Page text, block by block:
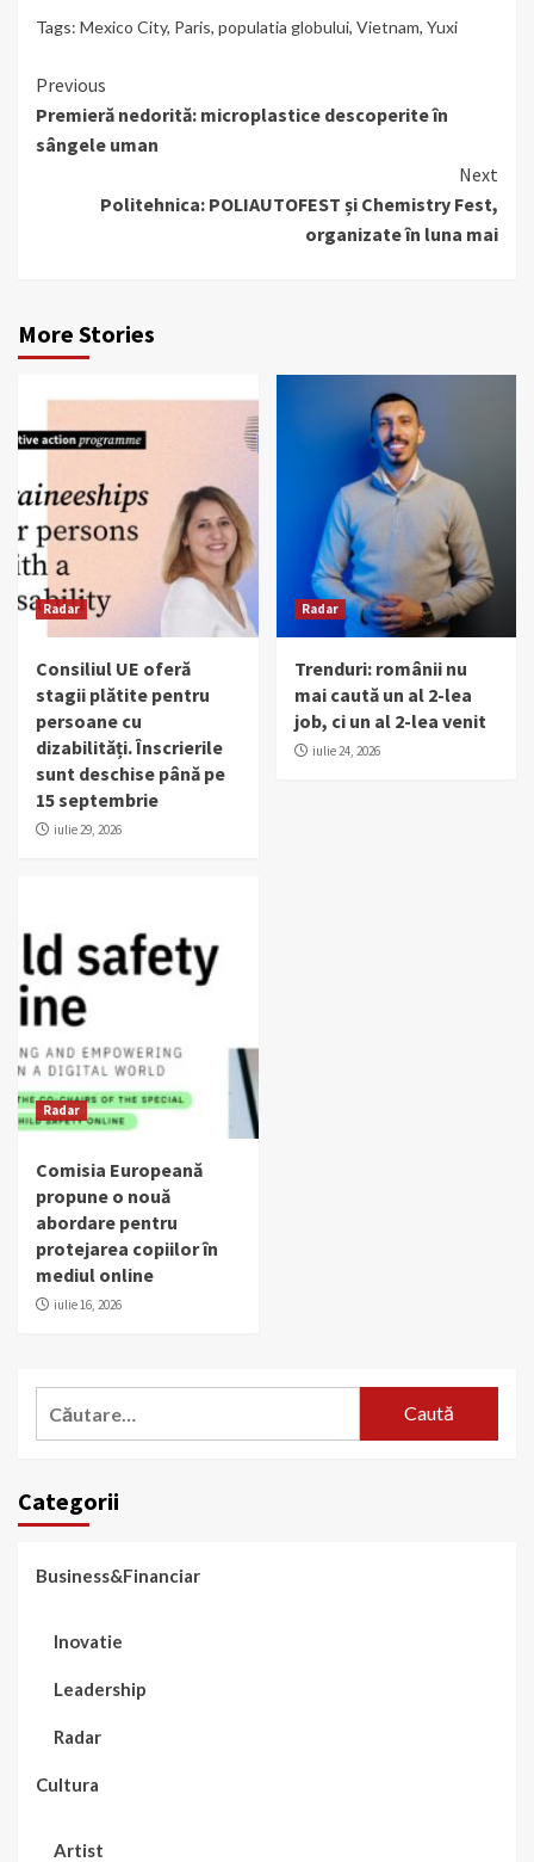
Tags: Mexico City, Paris, populatia globului, Vietnam, Yuxi
Continue
Reading
Previous
Premieră nedorită: microplastice descoperite în
sângele uman
Next
Politehnica: POLIAUTOFEST și Chemistry Fest,
organizate în luna mai
More Stories
Radar
Consiliul UE oferă
stagii plătite pentru
persoane cu
dizabilități. Înscrierile
sunt deschise până pe
15 septembrie
iulie 29, 2026
Radar
Trenduri: românii nu
mai caută un al 2-lea
job, ci un al 2-lea venit
iulie 24, 2026
Radar
Comisia Europeană
propune o nouă
abordare pentru
protejarea copiilor în
mediul online
iulie 16, 2026
Categorii
Business&Financiar
Inovatie
Leadership
Radar
Cultura
Artist